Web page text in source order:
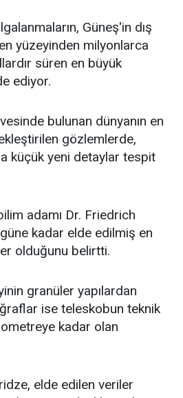
Güneş'in dış
yüzeyinden milyonlarca
süren en büyük
ediyor.
bulunan dünyanın en
gözlemlerde,
küçük yeni detaylar tespit
adamı Dr. Friedrich
kadar elde edilmiş en
olduğunu belirtti.
granüler yapılardan
ise teleskobun teknik
kadar olan
elde edilen veriler